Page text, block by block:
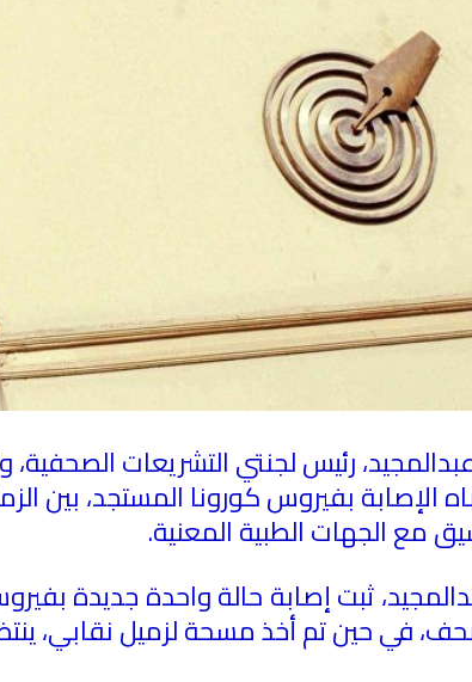
رئيس لجنتي التشريعات الصحفية،
الإصابة بفيروس كورونا المستجد، بين
مع الجهات الطبية المعنية.
ثبت إصابة حالة واحدة جديدة
في حين تم أخذ مسحة لزميل نقابي،